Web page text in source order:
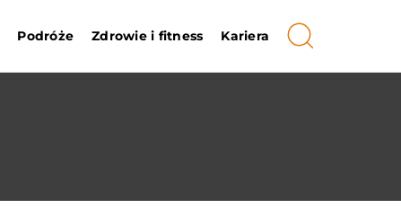
Podróże Zdrowie i fitness Kariera